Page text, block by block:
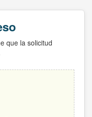
que la solicitud